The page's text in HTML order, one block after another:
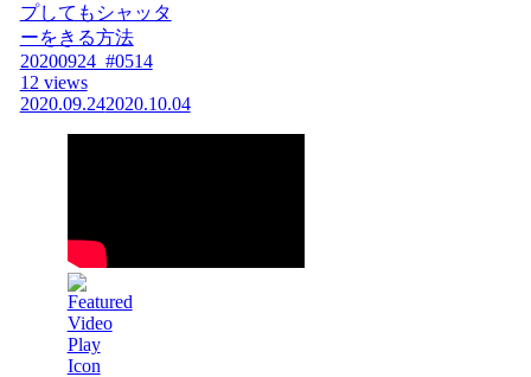
プしてもシャッタ
ーをきる方法
20200924_#0514
12 views
2020.09.242020.10.04